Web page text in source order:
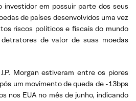
investidor em possuir parte dos seus
de países desenvolvidos uma vez
riscos políticos e fiscais do mundo
de valor de suas moedas
Morgan estiveram entre os piores
um movimento de queda de -13bps
nos EUA no mês de junho, indicando